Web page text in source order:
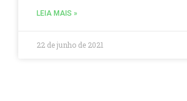
LEIA MAIS »
22 de junho de 2021